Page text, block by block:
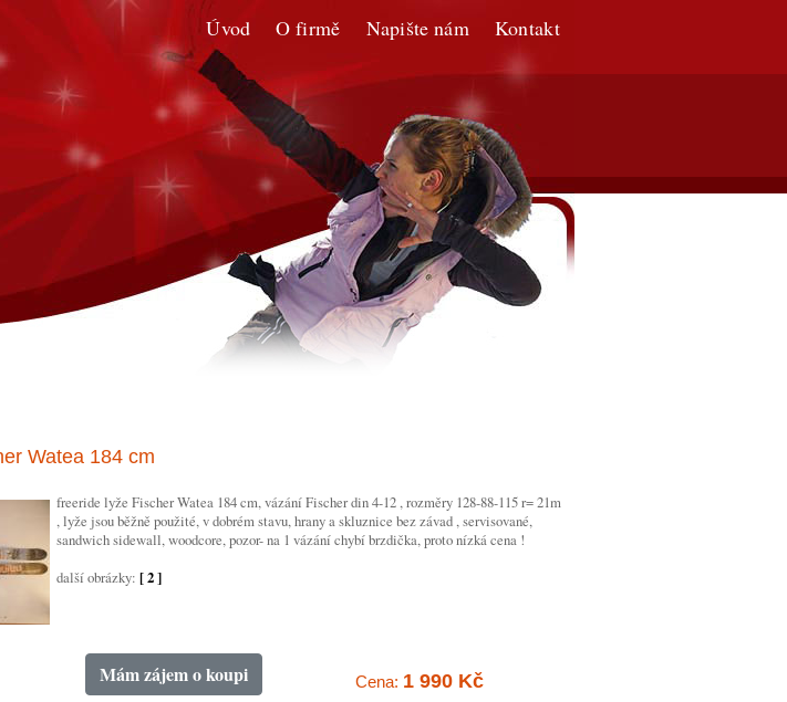
Úvod O firmě Napište nám Kontakt
Watea 184 cm
freeride lyže Fischer Watea 184 cm, vázání Fischer din 4-12 , rozměry 128-88-115 r= 21m
, lyže jsou běžně použité, v dobrém stavu, hrany a skluznice bez závad , servisované,
sandwich sidewall, woodcore, pozor- na 1 vázání chybí brzdička, proto nízká cena !
další obrázky: [ 2 ]
Mám zájem o koupi Cena: 1 990 Kč